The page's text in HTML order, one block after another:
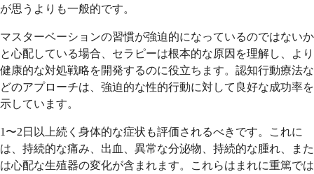
が思うよりも一般的です。
マスターベーションの習慣が強迫的になっているのではないか
と心配している場合、セラピーは根本的な原因を理解し、より
健康的な対処戦略を開発するのに役立ちます。認知行動療法な
どのアプローチは、強迫的な性的行動に対して良好な成功率を
示しています。
1〜2日以上続く身体的な症状も評価されるべきです。これに
は、持続的な痛み、出血、異常な分泌物、持続的な腫れ、また
は心配な生殖器の変化が含まれます。これらはまれに重篤では